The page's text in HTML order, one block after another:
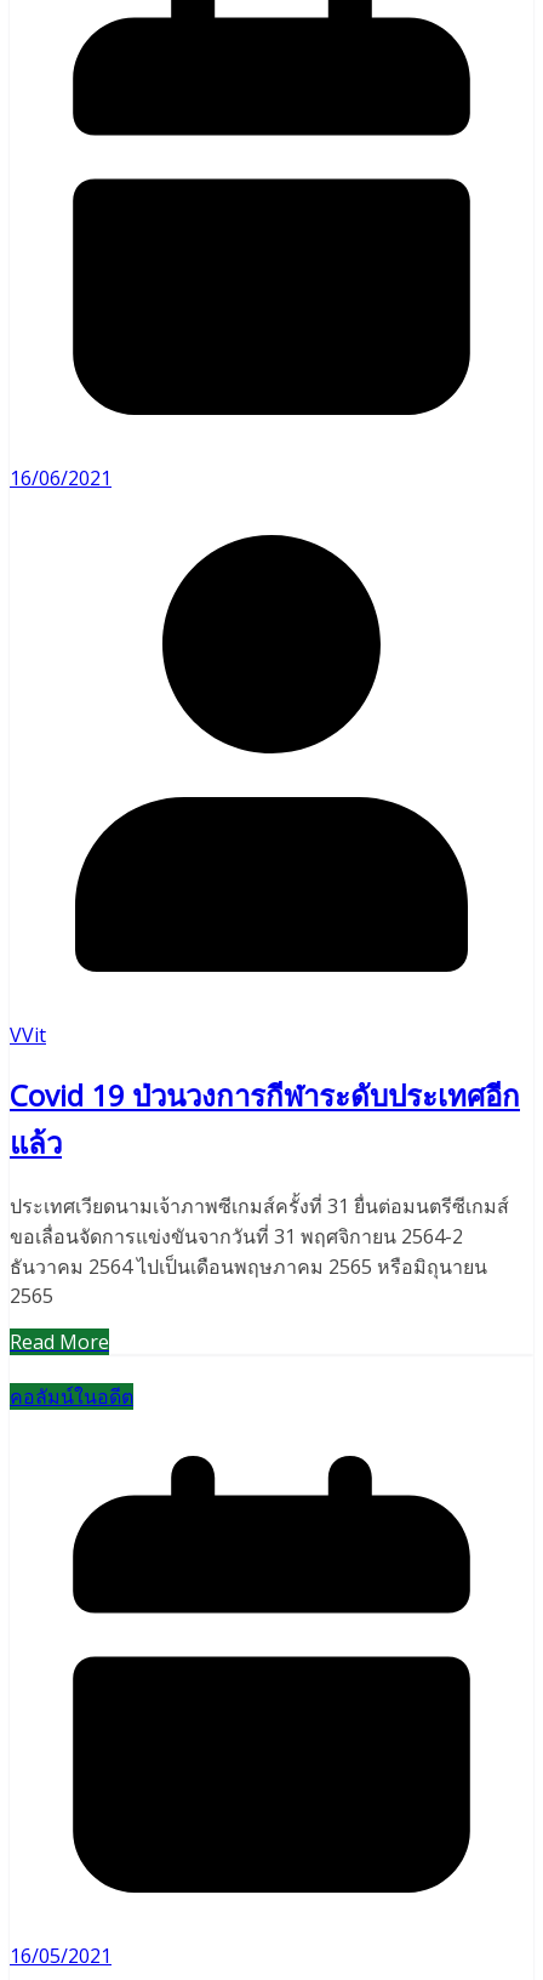
16/06/2021
VVit
Covid 19 ป่วนวงการกีฬาระดับประเทศอีก
แล้ว
ประเทศเวียดนามเจ้าภาพซีเกมส์ครั้งที่ 31 ยื่นต่อมนตรีซีเกมส์
ขอเลื่อนจัดการแข่งขันจากวันที่ 31 พฤศจิกายน 2564-2
ธันวาคม 2564 ไปเป็นเดือนพฤษภาคม 2565 หรือมิถุนายน
2565
Read More
คอลัมน์ในอดีต
16/05/2021